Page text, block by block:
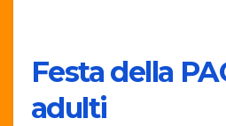
Festa della
adulti